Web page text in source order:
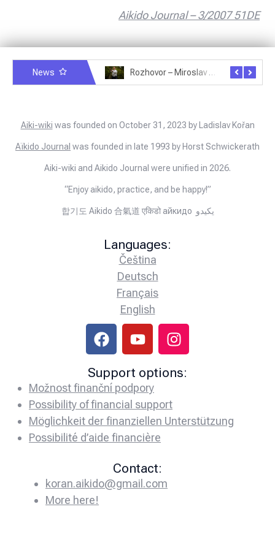
Aikido Journal – 3/2007 51DE
News Rozhovor – Miroslav Šmíd – 22.3.2025
Aiki-wiki was founded on October 31, 2023 by Ladislav Kořan
Aïkido Journal was founded in late 1993 by Horst Schwickerath
Aiki-wiki and Aikido Journal were unified in 2026.
“Enjoy aikido, practice, and be happy!”
합기도 Aikido 合氣道 एकिडो айкидо يكيدو
Languages:
Čeština
Deutsch
Français
English
Support options:
Možnost finanční podpory
Possibility of financial support
Möglichkeit der finanziellen Unterstützung
Possibilité d’aide financière
Contact:
koran.aikido@gmail.com
More here!